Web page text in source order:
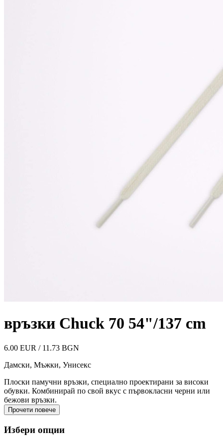
връзки Chuck 70 54"/137 cm
6.00 EUR / 11.73 BGN
Дамски, Мъжки, Унисекс
Плоски памучни връзки, специално проектирани за високи
обувки. Комбинирай по свой вкус с първокласни черни или
бежови връзки.
Прочети повече
Избери опции